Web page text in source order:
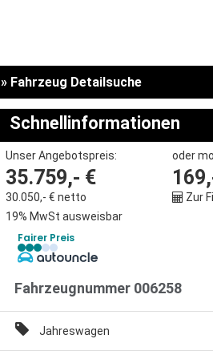
» Fahrzeug Detailsuche
Schnellinformationen
Unser Angebotspreis:
35.759,- €
30.050,- € netto
19% MwSt ausweisbar
oder
Zur
Fairer Preis
Fahrzeugnummer 006258
Jahreswagen